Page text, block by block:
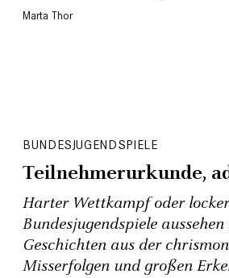
Marta Thor
BUNDESJUGENDSPIELE
Teilnehmerurkunde,
Harter Wettkampf oder
Bundesjugendspiele
Geschichten aus der
Misserfolgen und großen